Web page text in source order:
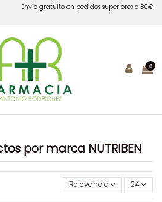
Envío gratuito en pedidos superiores a 80€
0
por marca NUTRIBEN
Relevancia 24